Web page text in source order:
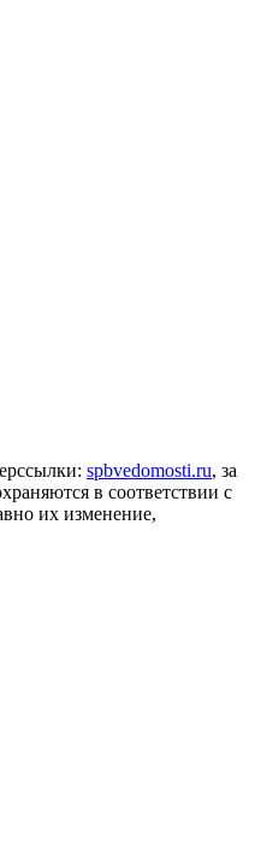
spbvedomosti.ru, за
в соответствии с
их изменение,